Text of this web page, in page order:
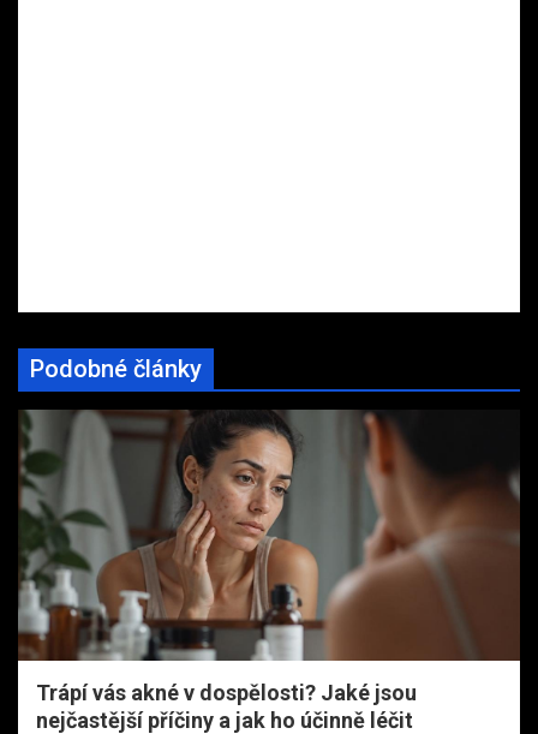
Podobné články
Trápí vás akné v dospělosti? Jaké jsou
nejčastější příčiny a jak ho účinně léčit